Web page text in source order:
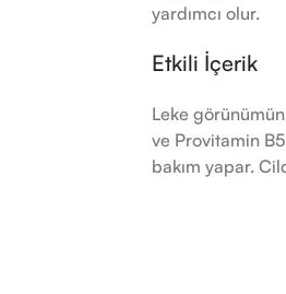
yardımcı olur.
Etkili İçerik
Leke
ve Provitamin
bakım yapar.